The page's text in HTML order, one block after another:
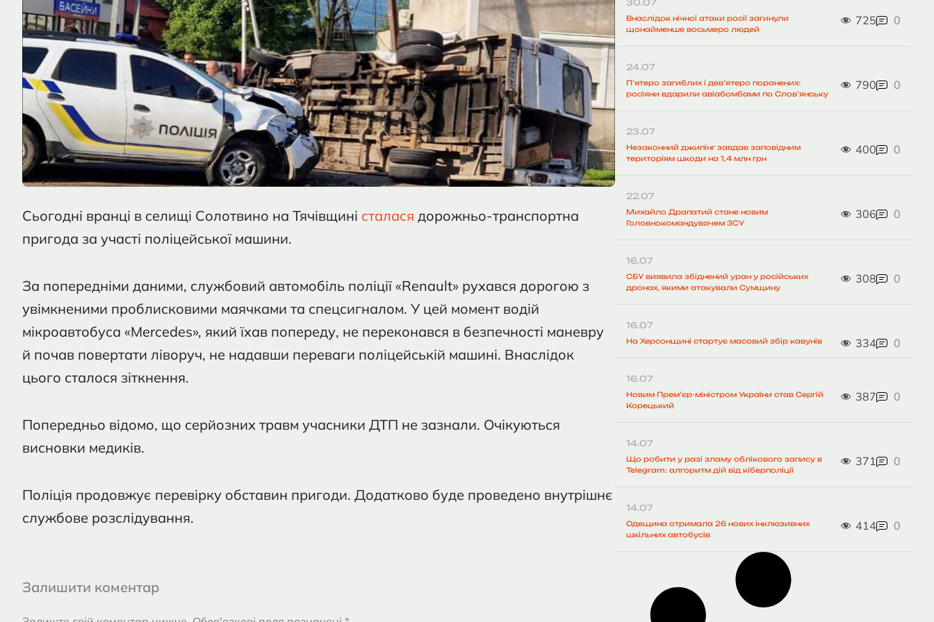
Сьогодні вранці в селищі Солотвино на Тячівщині сталася дорожньо-транспортна
пригода за участі поліцейської машини.
За попередніми даними, службовий автомобіль поліції «Renault» рухався дорогою з
увімкненими проблисковими маячками та спецсигналом. У цей момент водій
мікроавтобуса «Mercedes», який їхав попереду, не переконався в безпечності маневру
й почав повертати ліворуч, не надавши переваги поліцейській машині. Внаслідок
цього сталося зіткнення.
Попередньо відомо, що серйозних травм учасники ДТП не зазнали. Очікуються
висновки медиків.
Поліція продовжує перевірку обставин пригоди. Додатково буде проведено внутрішнє
службове розслідування.
Залишити коментар
Внаслідок нічної атаки росії загинули
щонайменше восьмеро людей
30.07
725 0
П’ятеро загиблих і дев’ятеро поранених:
росіяни вдарили авіабомбами по Слов’янську
24.07
790 0
Незаконний джипінг завдав заповідним
територіям шкоди на 1,4 млн грн
23.07
400 0
Михайло Драпатий стане новим
Головнокомандувачем ЗСУ
22.07
306 0
СБУ виявила збіднений уран у російських
дронах, якими атакували Сумщину
16.07
308 0
На Херсонщині стартує масовий збір кавунів
16.07
334 0
Новим Прем’єр-міністром України став Сергій
Корецький
16.07
387 0
Що робити у разі зламу облікового запису в
Telegram: алгоритм дій від кіберполіції
14.07
371 0
Одещина отримала 26 нових інклюзивних
шкільних автобусів
14.07
414 0